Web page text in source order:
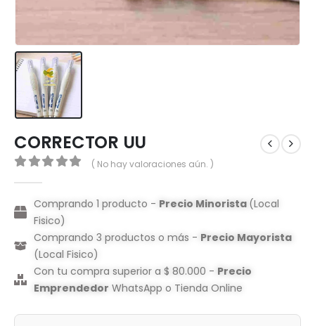
CORRECTOR UU
( No hay valoraciones aún. )
Comprando 1 producto - Precio Minorista (Local
Fisico)
Comprando 3 productos o más - Precio Mayorista
(Local Fisico)
Con tu compra superior a $ 80.000 - Precio
Emprendedor WhatsApp o Tienda Online